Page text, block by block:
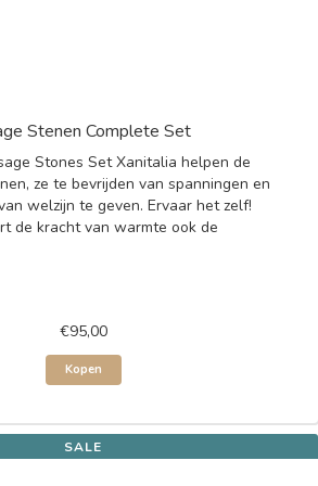
Stenen Complete Set
Stones Set Xanitalia helpen de
ze te bevrijden van spanningen en
welzijn te geven. Ervaar het zelf!
de kracht van warmte ook de
€95,00
Kopen
SALE